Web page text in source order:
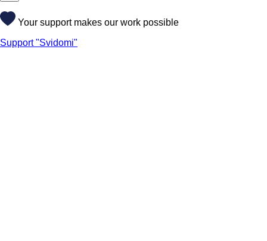
Your support makes our work possible
Support "Svidomi"